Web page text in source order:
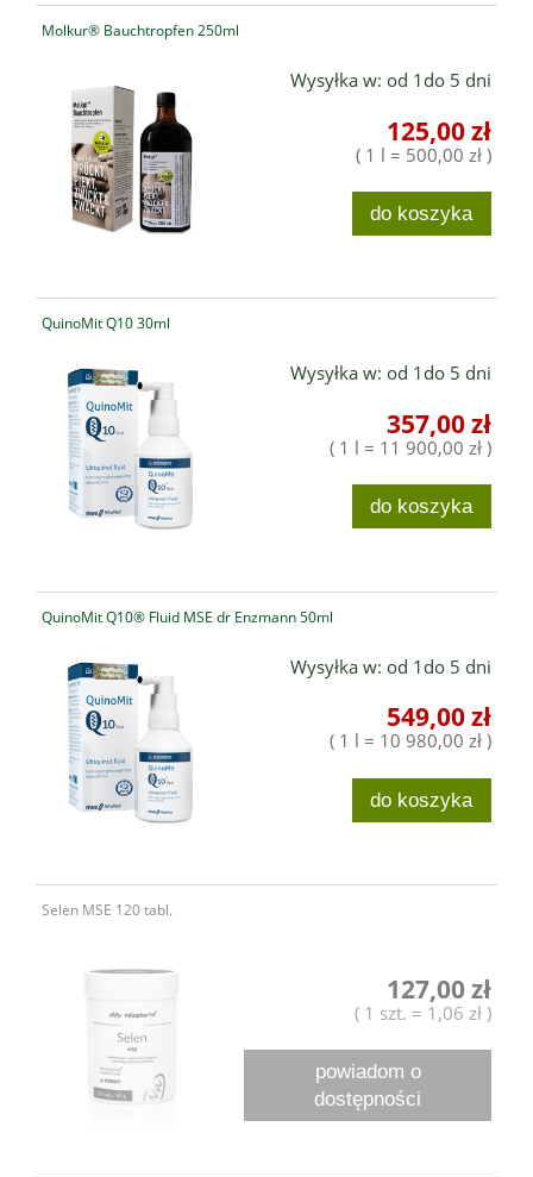
Molkur® Bauchtropfen 250ml
Wysyłka w: od 1do 5 dni
125,00 zł
( 1 l = 500,00 zł )
do koszyka
QuinoMit Q10 30ml
Wysyłka w: od 1do 5 dni
357,00 zł
( 1 l = 11 900,00 zł )
do koszyka
QuinoMit Q10® Fluid MSE dr Enzmann 50ml
Wysyłka w: od 1do 5 dni
549,00 zł
( 1 l = 10 980,00 zł )
do koszyka
Selen MSE 120 tabl.
127,00 zł
( 1 szt. = 1,06 zł )
powiadom o
dostępności